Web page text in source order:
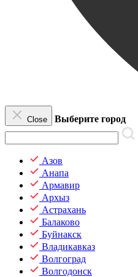
Close Выберите город
Азов
Анапа
Армавир
Архыз
Астрахань
Балаково
Буйнакск
Владикавказ
Волгоград
Волгодонск